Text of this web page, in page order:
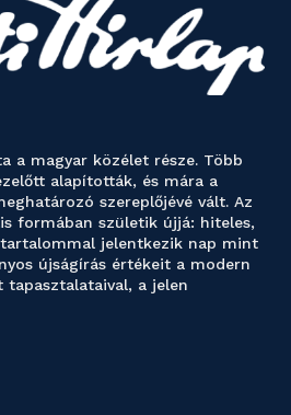
a magyar közélet része. Több
alapították, és mára a
szereplőjévé vált. Az
formában születik újjá: hiteles,
jelentkezik nap mint
újságírás értékeit a modern
a jelen